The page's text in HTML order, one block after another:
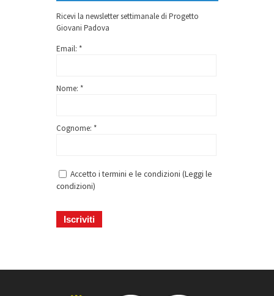
Ricevi la newsletter settimanale di Progetto
Giovani Padova
Email: *
Nome: *
Cognome: *
Accetto i termini e le condizioni (Leggi le
condizioni)